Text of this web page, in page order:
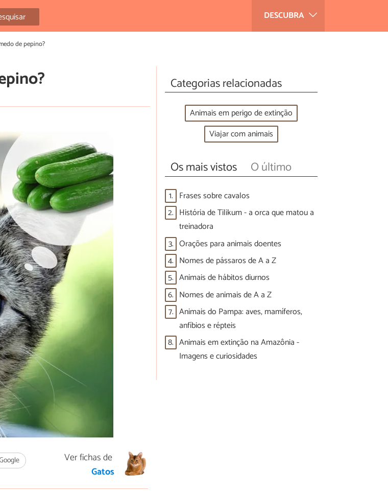
DESCUBRA
de pepino?
Ver fichas de
Gatos
Categorias relacionadas
Animais em perigo de extinção
Viajar com animais
Os mais vistos O último
1. Frases sobre cavalos
2. História de Tilikum - a orca que matou a
treinadora
3. Orações para animais doentes
4. Nomes de pássaros de A a Z
5. Animais de hábitos diurnos
6. Nomes de animais de A a Z
7. Animais do Pampa: aves, mamíferos,
anfíbios e répteis
8. Animais em extinção na Amazônia -
Imagens e curiosidades